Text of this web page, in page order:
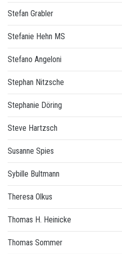
Stefan Grabler
Stefanie Hehn MS
Stefano Angeloni
Stephan Nitzsche
Stephanie Döring
Steve Hartzsch
Susanne Spies
Sybille Bultmann
Theresa Olkus
Thomas H. Heinicke
Thomas Sommer